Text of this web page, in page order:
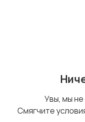
Увы, мы не
Смягчите